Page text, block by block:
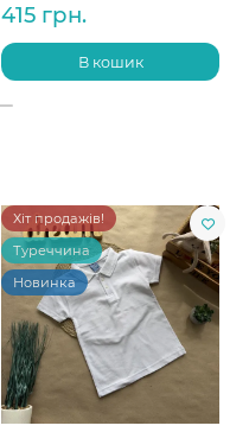
415 грн.
В кошик
Хіт продажів!
Туреччина
Новинка